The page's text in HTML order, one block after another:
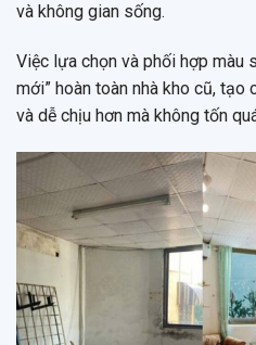
và không gian sống.
Việc lựa chọn và phối hợp màu
mới” hoàn toàn nhà kho cũ,
và dễ chịu hơn mà không tốn